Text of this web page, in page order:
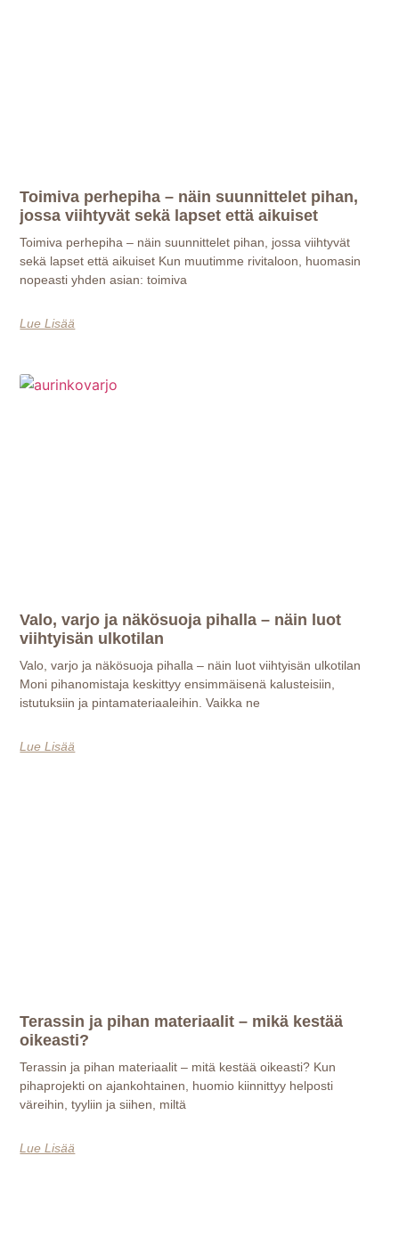
Toimiva perhepiha – näin suunnittelet pihan,
jossa viihtyvät sekä lapset että aikuiset
Toimiva perhepiha – näin suunnittelet pihan, jossa viihtyvät
sekä lapset että aikuiset Kun muutimme rivitaloon, huomasin
nopeasti yhden asian: toimiva
Lue Lisää
Valo, varjo ja näkösuoja pihalla – näin luot
viihtyisän ulkotilan
Valo, varjo ja näkösuoja pihalla – näin luot viihtyisän ulkotilan
Moni pihanomistaja keskittyy ensimmäisenä kalusteisiin,
istutuksiin ja pintamateriaaleihin. Vaikka ne
Lue Lisää
Terassin ja pihan materiaalit – mikä kestää
oikeasti?
Terassin ja pihan materiaalit – mitä kestää oikeasti? Kun
pihaprojekti on ajankohtainen, huomio kiinnittyy helposti
väreihin, tyyliin ja siihen, miltä
Lue Lisää